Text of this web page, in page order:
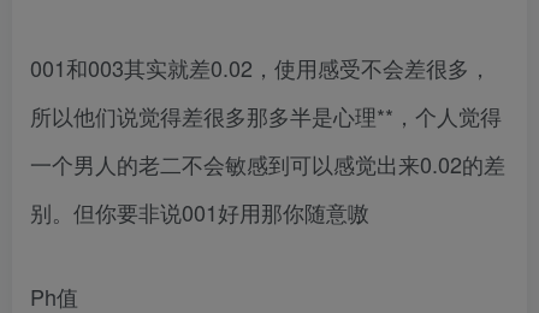
001和003其实就差0.02，使用感受不会差很多，
所以他们说觉得差很多那多半是心理**，个人觉得
一个男人的老二不会敏感到可以感觉出来0.02的差
别。但你要非说001好用那你随意嗷
Ph值